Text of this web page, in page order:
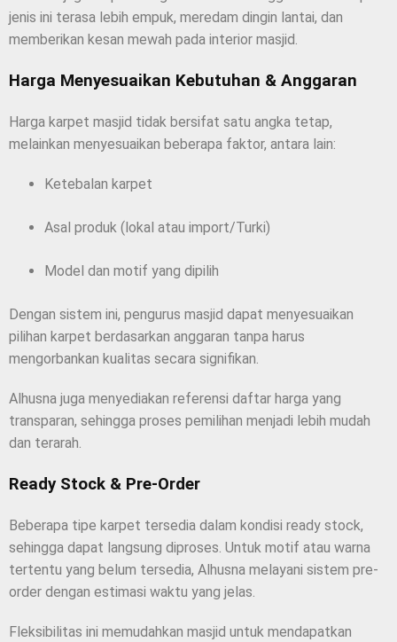
jenis ini terasa lebih empuk, meredam dingin lantai, dan
memberikan kesan mewah pada interior masjid.
Harga Menyesuaikan Kebutuhan & Anggaran
Harga karpet masjid tidak bersifat satu angka tetap,
melainkan menyesuaikan beberapa faktor, antara lain:
Ketebalan karpet
Asal produk (lokal atau import/Turki)
Model dan motif yang dipilih
Dengan sistem ini, pengurus masjid dapat menyesuaikan
pilihan karpet berdasarkan anggaran tanpa harus
mengorbankan kualitas secara signifikan.
Alhusna juga menyediakan referensi daftar harga yang
transparan, sehingga proses pemilihan menjadi lebih mudah
dan terarah.
Ready Stock & Pre-Order
Beberapa tipe karpet tersedia dalam kondisi ready stock,
sehingga dapat langsung diproses. Untuk motif atau warna
tertentu yang belum tersedia, Alhusna melayani sistem pre-
order dengan estimasi waktu yang jelas.
Fleksibilitas ini memudahkan masjid untuk mendapatkan